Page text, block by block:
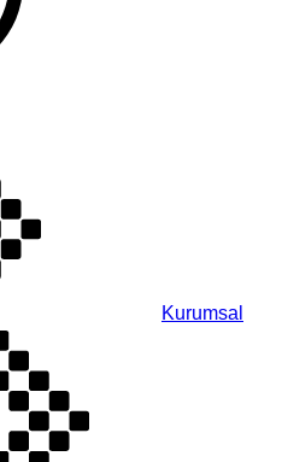
Kurumsal